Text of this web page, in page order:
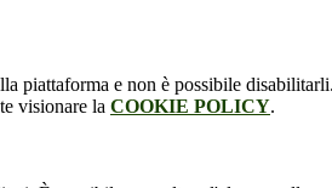
piattaforma e non è possibile disabilitarli.
visionare la COOKIE POLICY.